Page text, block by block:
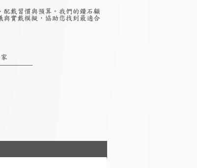
配戴習慣與預算。我們的鑽石顧
與實戴模擬，協助您找到最適合